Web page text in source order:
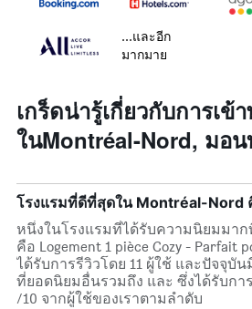
...และอีก
มากมาย
เกร็ดน่ารู้เกี่ยวกับการเข้
ในMontréal-Nord, มอ
โรงแรมที่ดีที่สุดใน Montréal-Nord
หนึ่งในโรงแรมที่ได้รับความนิยมมาก
คือ Logement 1 pièce Cozy - Parfait
ได้รับการรีวิวโดย 11 ผู้ใช้ และปัจจุบั
ที่ยอดนิยมอื่นรวมถึง และ ซึ่งได้รับกา
/10 จากผู้ใช้ของเราตามลำดับ